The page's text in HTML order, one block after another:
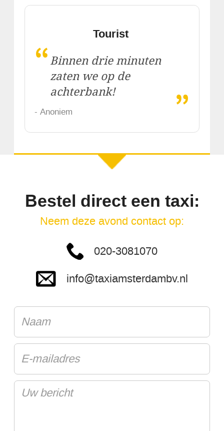
Tourist
“ Binnen drie minuten
zaten we op de
achterbank!
„
- Anoniem
Bestel direct een taxi:
Neem deze avond contact op:
020-3081070
info@taxiamsterdambv.nl